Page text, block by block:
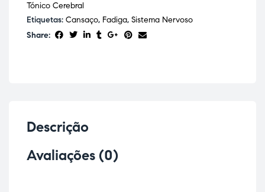
Tónico Cerebral
Etiquetas: Cansaço, Fadiga, Sistema Nervoso
Share:
Descrição
Avaliações (0)